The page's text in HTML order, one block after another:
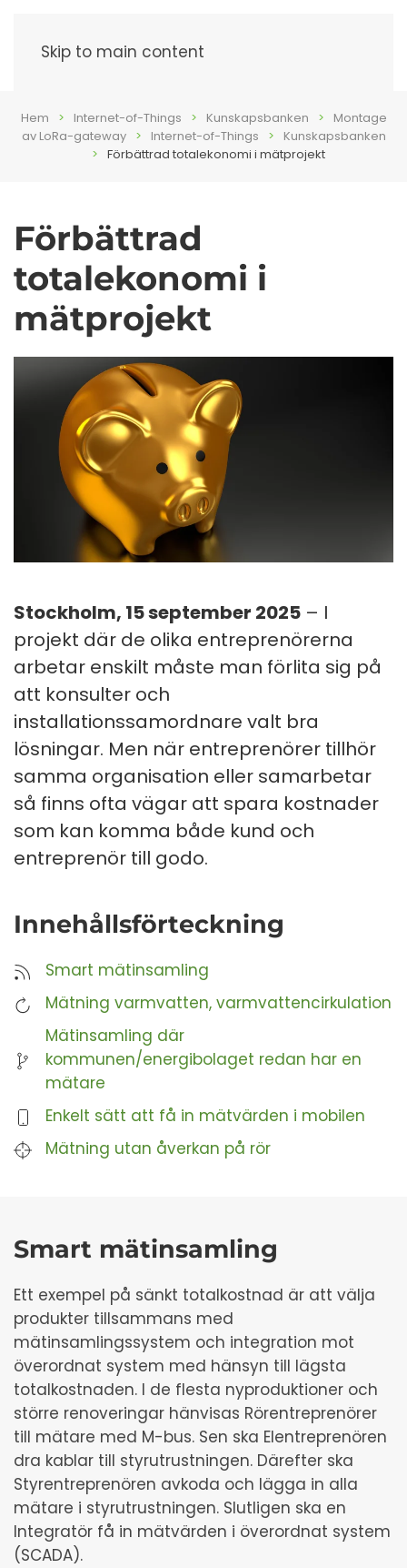
Skip to main content
Hem Internet-of-Things Kunskapsbanken
Montage
av LoRa-gateway
Internet-of-Things
Kunskapsbanken
Förbättrad totalekonomi i mätprojekt
Förbättrad
totalekonomi i
mätprojekt
Stockholm, 15 september 2025 – I
projekt där de olika entreprenörerna
arbetar enskilt måste man förlita sig på
att konsulter och
installationssamordnare valt bra
lösningar. Men när entreprenörer tillhör
samma organisation eller samarbetar
så finns ofta vägar att spara kostnader
som kan komma både kund och
entreprenör till godo.
Innehållsförteckning
Smart mätinsamling
Mätning varmvatten, varmvattencirkulation
Mätinsamling där
kommunen/energibolaget redan har en
mätare
Enkelt sätt att få in mätvärden i mobilen
Mätning utan åverkan på rör
Smart mätinsamling
Ett exempel på sänkt totalkostnad är att välja
produkter tillsammans med
mätinsamlingssystem och integration mot
överordnat system med hänsyn till lägsta
totalkostnaden. I de flesta nyproduktioner och
större renoveringar hänvisas Rörentreprenörer
till mätare med M-bus. Sen ska Elentreprenören
dra kablar till styrutrustningen. Därefter ska
Styrentreprenören avkoda och lägga in alla
mätare i styrutrustningen. Slutligen ska en
Integratör få in mätvärden i överordnat system
(SCADA).